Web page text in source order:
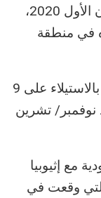
أعلنت الخرطوم في 31 ديسمبر/ كانون الأول 2020،
في منطقة
بينما تتهم أديس أبابا الجيش السوداني بالاستيلاء على 9
نوفمبر/ تشرين
مع إثيوبيا
اتفاقية 15 مايو/ أيار 1902، التي وقعت في